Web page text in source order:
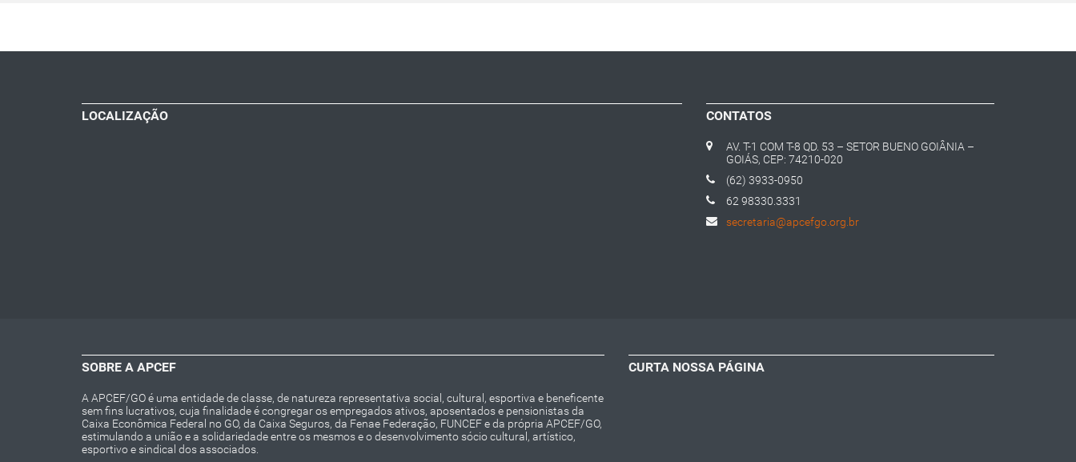
LOCALIZAÇÃO CONTATOS
AV. T-1 COM T-8 QD. 53 – SETOR BUENO GOIÂNIA –
GOIÁS, CEP: 74210-020
(62) 3933-0950
62 98330.3331
secretaria@apcefgo.org.br
SOBRE A APCEF
A APCEF/GO é uma entidade de classe, de natureza representativa social, cultural, esportiva e beneficente
sem fins lucrativos, cuja finalidade é congregar os empregados ativos, aposentados e pensionistas da
Caixa Econômica Federal no GO, da Caixa Seguros, da Fenae Federação, FUNCEF e da própria APCEF/GO,
estimulando a união e a solidariedade entre os mesmos e o desenvolvimento sócio cultural, artístico,
esportivo e sindical dos associados.
CURTA NOSSA PÁGINA